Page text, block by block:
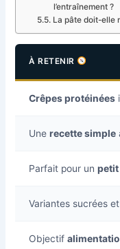
l’entraînement ?
La pâte doit-elle
À RETENIR
Crêpes protéinées
Unerecette simple
Parfait pour unpetit
Variantes sucrées
Objectif